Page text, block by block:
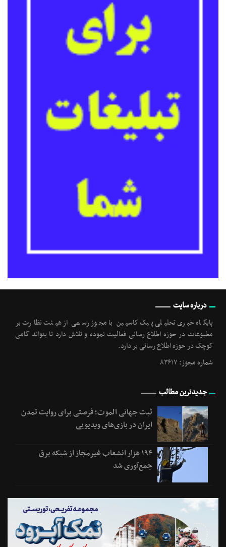
درباره سایت
پایگاه خبری تحلیلی پیک کاسپین با مجوز رسمی از هیئت نظارت بر
مطبوعات در حوزه اطلاع رسانی فعالیت نموده و تلاش دارد تا بتواند گامی
کوچک در حوزه اطلاع رسانی بر دارد.
شماره مجوز: ۸۳۶۱۷
جدیدترین مطالب
ثبت جهانی الموت؛ فرصتی برای روایت تمدن
ایران در بازی‌های ویدیویی
۱۹۴ هزار انشعاب غیرمجاز از شبکه برق
جمع‌آوری شد